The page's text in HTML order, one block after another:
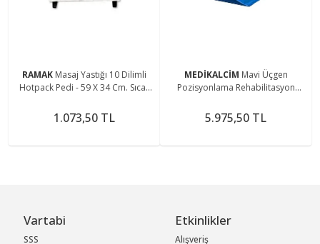
RAMAK Masaj Yastığı 10 Dilimli
Hotpack Pedi - 59 X 34 Cm. Sıcak
1.073,50 TL
MEDİKALCİM Mavi Üçgen
Pozisyonlama Rehabilitasyon
desteği
5.975,50 TL
Vartabi
SSS
Etkinlikler
Alışveriş